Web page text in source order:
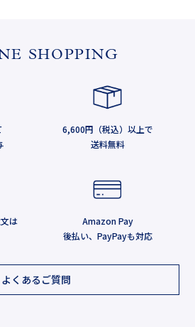
SHOPPING
6,600円（税込）以上で
送料無料
は
Amazon Pay
後払い、PayPayも対応
よくあるご質問